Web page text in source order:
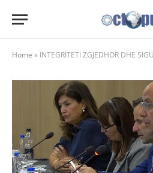
Home » INTEGRITETI ZGJEDHOR DHE